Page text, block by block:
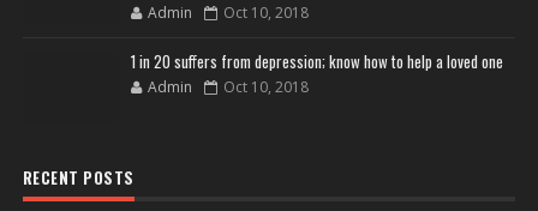
Admin Oct 10, 2018
1 in 20 suffers from depression; know how to help a loved one
Admin Oct 10, 2018
RECENT POSTS